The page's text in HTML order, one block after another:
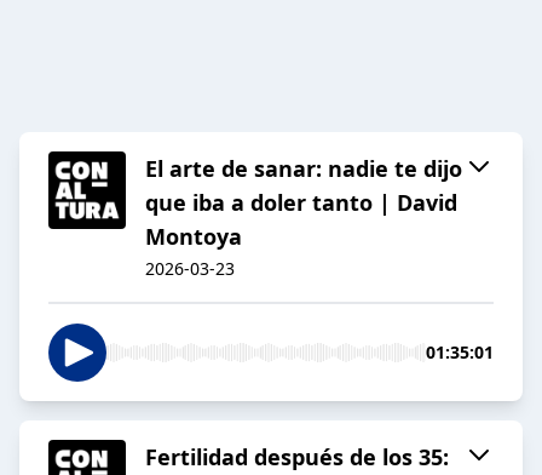
El arte de sanar: nadie te dijo
que iba a doler tanto | David
Montoya
2026-03-23
01:35:01
Fertilidad después de los 35: